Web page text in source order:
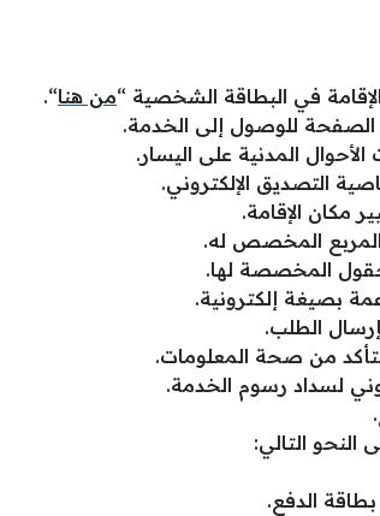
في البطاقة الشخصية “من هنا“.
للوصول إلى الخدمة.
المدنية على اليسار.
التصديق الإلكتروني.
مكان الإقامة.
المربع المخصص له.
المخصصة لها.
بصيغة إلكترونية.
الطلب.
من صحة المعلومات.
لسداد رسوم الخدمة.
التالي:
بطاقة الدفع.